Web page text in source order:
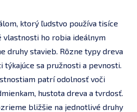
ktorý ľudstvo používa tisíce
vlastnosti ho robia ideálnym
druhy stavieb. Rôzne typy dreva
týkajúce sa pružnosti a pevnosti.
patrí odolnosť voči
hustota dreva a tvrdosť.
bližšie na jednotlivé druhy